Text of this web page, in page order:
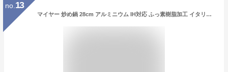
no. 13
マイヤー 炒め鍋 28cm アルミニウム IH対応 ふっ素樹脂加工 イタリア製 「TVS mito induction」 【国内正規品】 TVM-IN28 グレー